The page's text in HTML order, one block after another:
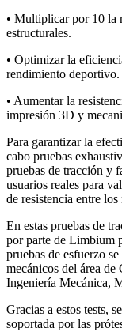
• Multiplicar por 10 la
estructurales.
• Optimizar la
rendimiento deportivo.
• Aumentar la
impresión 3D y
Para garantizar la
cabo pruebas
pruebas de tracción y
usuarios reales para
de resistencia entre
En estas pruebas de
por parte de Limbium
pruebas de esfuerzo
mecánicos del área
Ingeniería Mecánica,
Gracias a estos tests,
soportada por las